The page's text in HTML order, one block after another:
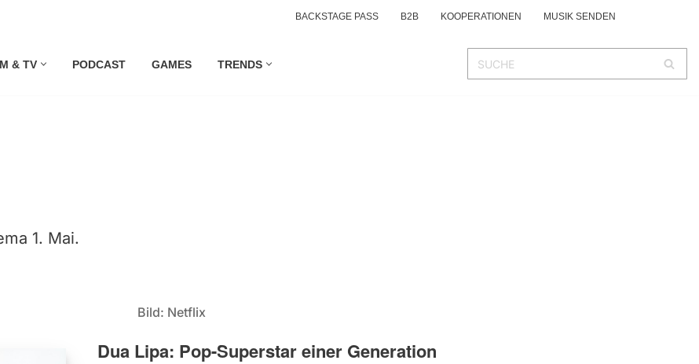
BACKSTAGE PASS B2B KOOPERATIONEN MUSIK SENDEN
& TV PODCAST GAMES TRENDS
1. Mai.
Bild: Netflix
Dua Lipa: Pop-Superstar einer Generation